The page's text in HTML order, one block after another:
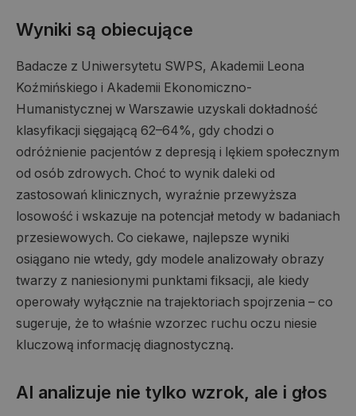
Wyniki są obiecujące
Badacze z Uniwersytetu SWPS, Akademii Leona
Koźmińskiego i Akademii Ekonomiczno-
Humanistycznej w Warszawie uzyskali dokładność
klasyfikacji sięgającą 62–64%, gdy chodzi o
odróżnienie pacjentów z depresją i lękiem społecznym
od osób zdrowych. Choć to wynik daleki od
zastosowań klinicznych, wyraźnie przewyższa
losowość i wskazuje na potencjał metody w badaniach
przesiewowych. Co ciekawe, najlepsze wyniki
osiągano nie wtedy, gdy modele analizowały obrazy
twarzy z naniesionymi punktami fiksacji, ale kiedy
operowały wyłącznie na trajektoriach spojrzenia – co
sugeruje, że to właśnie wzorzec ruchu oczu niesie
kluczową informację diagnostyczną.
AI analizuje nie tylko wzrok, ale i głos